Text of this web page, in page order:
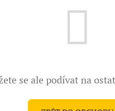
se ale podívat na